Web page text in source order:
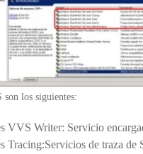
son los siguientes:
VVS Writer: Servicio
Tracing:Servicios de traza de